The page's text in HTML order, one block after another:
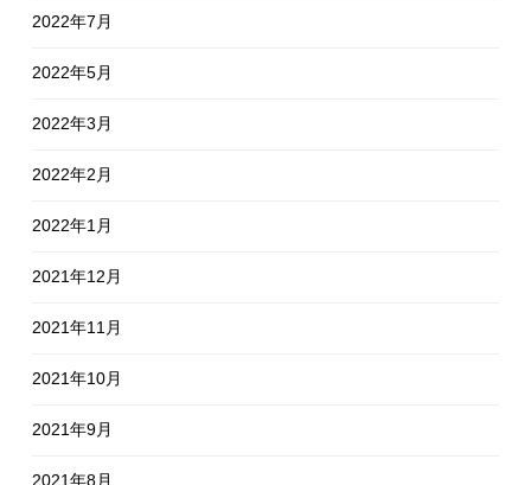
2022年7月
2022年5月
2022年3月
2022年2月
2022年1月
2021年12月
2021年11月
2021年10月
2021年9月
2021年8月